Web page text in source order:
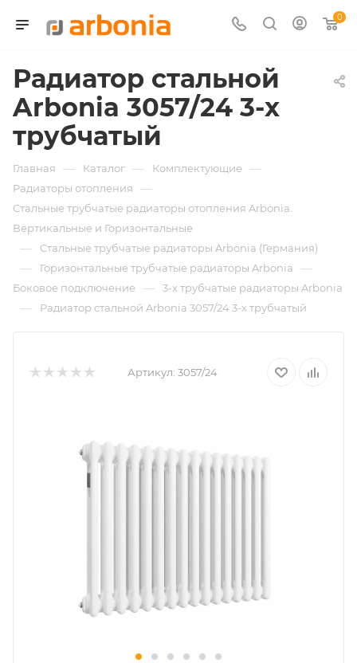
0
Радиатор стальной
Arbonia 3057/24 3-х
трубчатый
Главная — Каталог — Комплектующие —
Радиаторы отопления —
Стальные трубчатые радиаторы отопления Arbonia.
Вертикальные и Горизонтальные
— Стальные трубчатые радиаторы Arbonia (Германия)
— Горизонтальные трубчатые радиаторы Arbonia —
Боковое подключение — 3-х трубчатые радиаторы Arbonia
— Радиатор стальной Arbonia 3057/24 3-х трубчатый
Артикул: 3057/24